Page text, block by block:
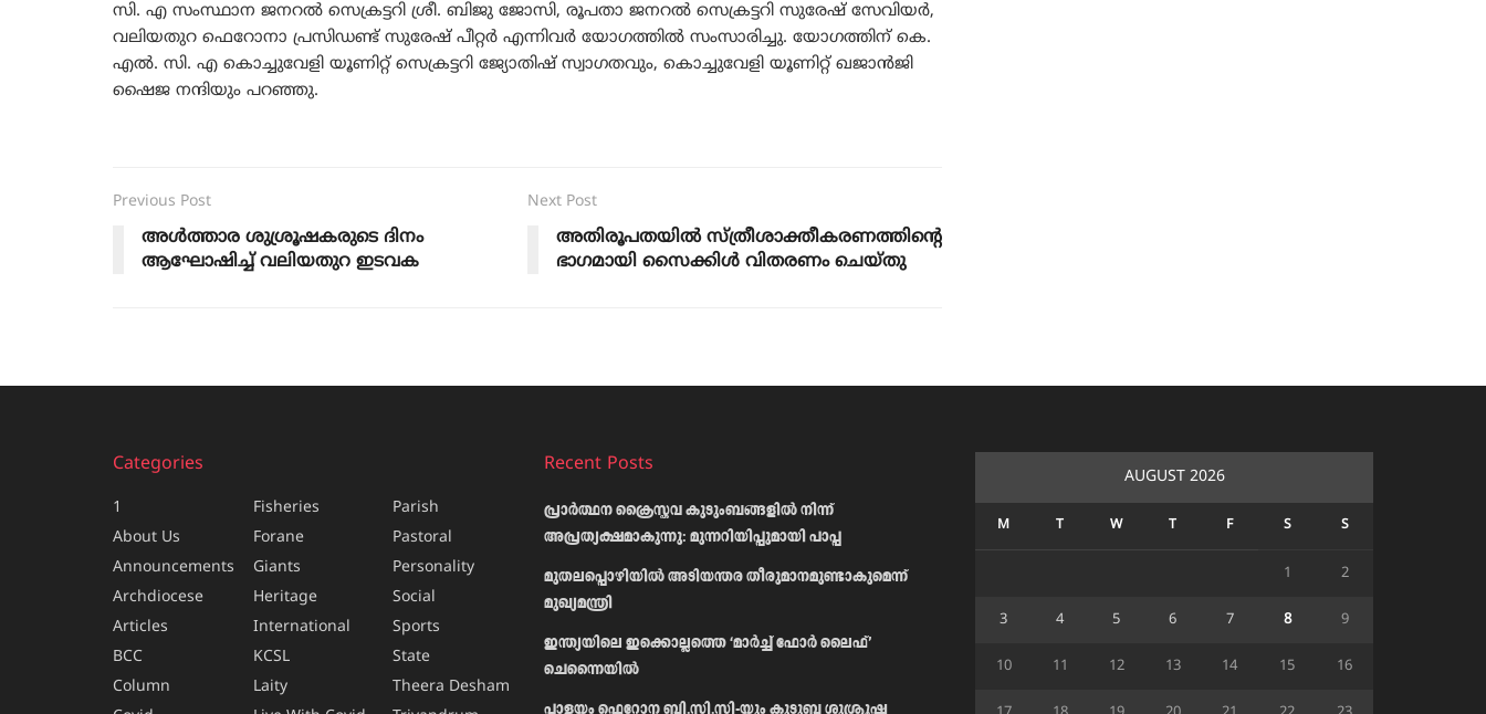
സി. എ സംസ്ഥാന ജനറൽ സെക്രട്ടറി ശ്രീ. ബിജു ജോസി, രൂപതാ ജനറൽ സെക്രട്ടറി സുരേഷ് സേവിയർ,
വലിയതുറ ഫെറോനാ പ്രസിഡണ്ട്‌ സുരേഷ് പീറ്റർ എന്നിവർ യോഗത്തിൽ സംസാരിച്ചു. യോഗത്തിന് കെ.
എൽ. സി. എ കൊച്ചുവേളി യൂണിറ്റ് സെക്രട്ടറി ജ്യോതിഷ് സ്വാഗതവും, കൊച്ചുവേളി യൂണിറ്റ് ഖജാൻജി
ഷൈജ നന്ദിയും പറഞ്ഞു.
Previous Post
അൾത്താര ശുശ്രൂഷകരുടെ ദിനം
ആഘോഷിച്ച് വലിയതുറ ഇടവക
Next Post
അതിരൂപതയിൽ സ്ത്രീശാക്തീകരണത്തിന്റെ
ഭാഗമായി സൈക്കിൾ വിതരണം ചെയ്തു
Categories
1
About Us
Announcements
Archdiocese
Articles
BCC
Column
Fisheries
Forane
Giants
Heritage
International
KCSL
Laity
Parish
Pastoral
Personality
Social
Sports
State
Theera Desham
Recent Posts
പ്രാര്‍ത്ഥന ക്രൈസ്തവ കുടുംബങ്ങളില്‍ നിന്ന്
അപ്രത്യക്ഷമാകുന്നു: മുന്നറിയിപ്പുമായി പാപ്പ
മുതലപ്പൊഴിയിൽ അടിയന്തര തീരുമാനമുണ്ടാകുമെന്ന്
മുഖ്യമന്ത്രി
ഇന്ത്യയിലെ ഇക്കൊല്ലത്തെ ‘മാർച്ച് ഫോർ ലൈഫ്’
ചെന്നൈയിൽ
പാളയം ഫെറോന ബി.സി.സി-യും കുടുബ ശുശ്രൂഷ
AUGUST 2026
M T W T F S S
1 2
3 4 5 6 7 8 9
10 11 12 13 14 15 16